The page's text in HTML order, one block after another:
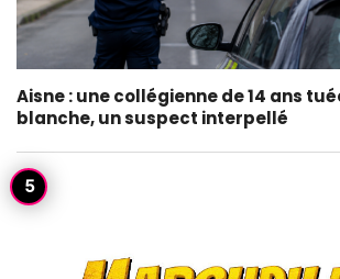
Aisne : une collégienne de 14 ans
blanche, un suspect interpellé